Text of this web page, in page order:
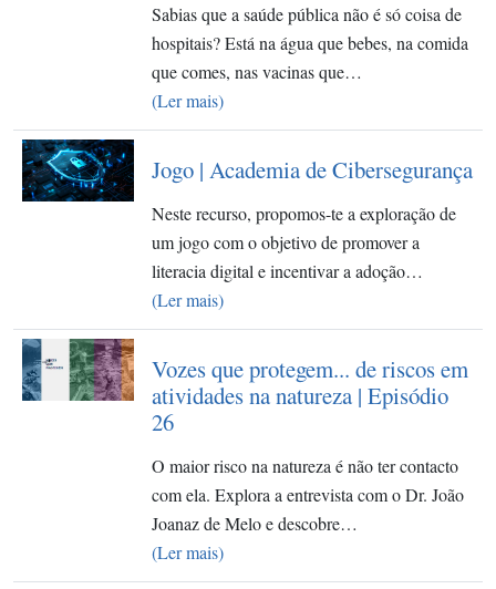
Sabias que a saúde pública não é só coisa de
hospitais? Está na água que bebes, na comida
que comes, nas vacinas que…
(Ler mais)
Jogo | Academia de Cibersegurança
Neste recurso, propomos-te a exploração de
um jogo com o objetivo de promover a
literacia digital e incentivar a adoção…
(Ler mais)
Vozes que protegem... de riscos em
atividades na natureza | Episódio
26
O maior risco na natureza é não ter contacto
com ela. Explora a entrevista com o Dr. João
Joanaz de Melo e descobre…
(Ler mais)